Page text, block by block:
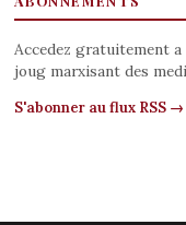
Accedez gratuitement
joug marxisant des
S'abonner au flux RSS →